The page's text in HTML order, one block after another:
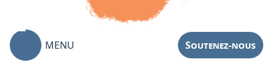
MENU Soutenez-nous